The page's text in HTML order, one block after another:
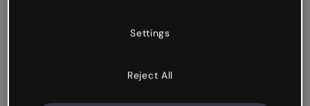
Settings
Reject All